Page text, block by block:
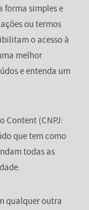
forma simples e
ou termos
o acesso à
melhor
e entenda um
Content (CNPJ:
que tem como
todas as
qualquer outra